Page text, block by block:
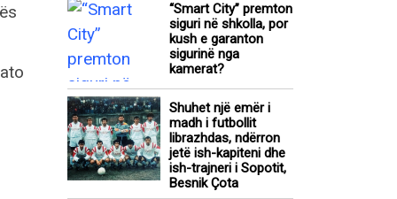
“Smart City” premton
siguri në shkolla, por
kush e garanton
sigurinë nga
kamerat?
Shuhet një emër i
madh i futbollit
librazhdas, ndërron
jetë ish-kapiteni dhe
ish-trajneri i Sopotit,
Besnik Çota